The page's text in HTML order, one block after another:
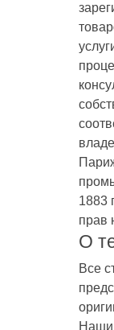
1883
прав
О
Все
Наши